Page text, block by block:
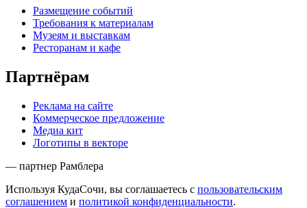
Размещение событий
Требования к материалам
Музеям и выставкам
Ресторанам и кафе
Партнёрам
Реклама на сайте
Коммерческое предложение
Медиа кит
Логотипы в векторе
— партнер Рамблера
Используя КудаСочи, вы соглашаетесь с пользовательским
соглашением и политикой конфиденциальности.